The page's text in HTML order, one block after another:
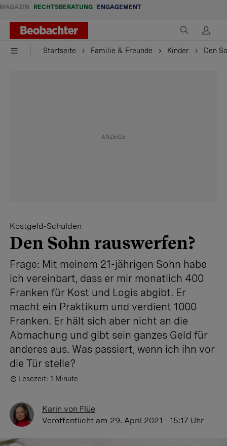
MAGAZIN RECHTSBERATUNG ENGAGEMENT
Startseite Familie & Freunde Kinder Den
Kostgeld-Schulden
Den Sohn rauswerfen?
Frage: Mit meinem 21-jährigen Sohn habe
ich vereinbart, dass er mir monatlich 400
Franken für Kost und Logis abgibt. Er
macht ein Praktikum und verdient 1000
Franken. Er hält sich aber nicht an die
Abmachung und gibt sein ganzes Geld für
anderes aus. Was passiert, wenn ich ihn vor
die Tür stelle?
Lesezeit: 1 Minute
Karin von Flüe
Veröffentlicht am 29. April 2021 - 15:17 Uhr